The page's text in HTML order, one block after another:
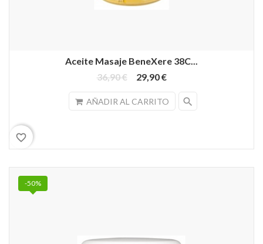
Aceite Masaje BeneXere 38C...
36,90 €
29,90 €
AÑADIR AL CARRITO search
favorite_border
-50%